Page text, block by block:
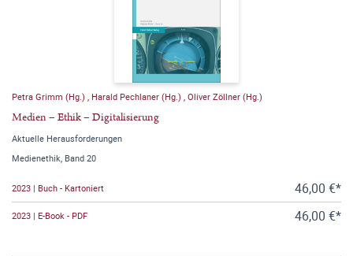
Petra Grimm (Hg.) Harald Pechlaner (Hg.) Oliver Zöllner (Hg.)
Medien – Ethik – Digitalisierung
Aktuelle Herausforderungen
Medienethik, Band 20
2023 | Buch - Kartoniert 46,00 €*
2023 | E-Book - PDF 46,00 €*